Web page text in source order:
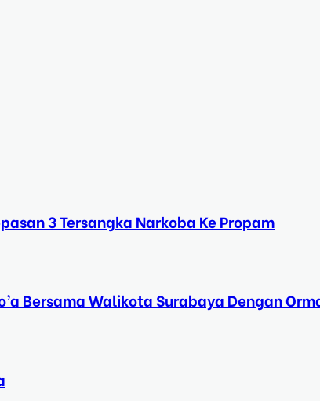
3 Tersangka Narkoba Ke Propam
Bersama Walikota Surabaya Dengan